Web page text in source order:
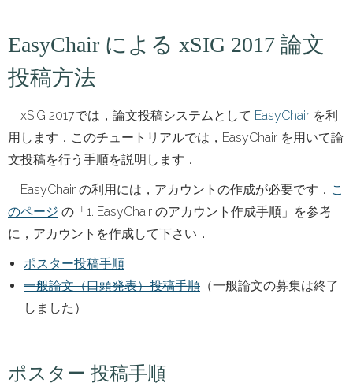
EasyChair による xSIG 2017 論文
投稿方法
xSIG 2017では，論文投稿システムとして EasyChair を利
用します．このチュートリアルでは，EasyChair を用いて論
文投稿を行う手順を説明します．
EasyChair の利用には，アカウントの作成が必要です． こ
のページ の「1. EasyChair のアカウント作成手順」を参考
に，アカウントを作成して下さい．
ポスター投稿手順
一般論文（口頭発表）投稿手順 （一般論文の募集は終了
しました）
ポスター 投稿手順